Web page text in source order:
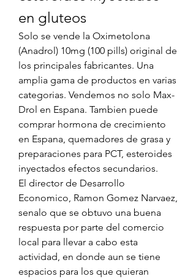
en gluteos
Solo se vende la Oximetolona
(Anadrol) 10mg (100 pills) original de
los principales fabricantes. Una
amplia gama de productos en varias
categorias. Vendemos no solo Max-
Drol en Espana. Tambien puede
comprar hormona de crecimiento
en Espana, quemadores de grasa y
preparaciones para PCT, esteroides
inyectados efectos secundarios.
El director de Desarrollo
Economico, Ramon Gomez Narvaez,
senalo que se obtuvo una buena
respuesta por parte del comercio
local para llevar a cabo esta
actividad, en donde aun se tiene
espacios para los que quieran